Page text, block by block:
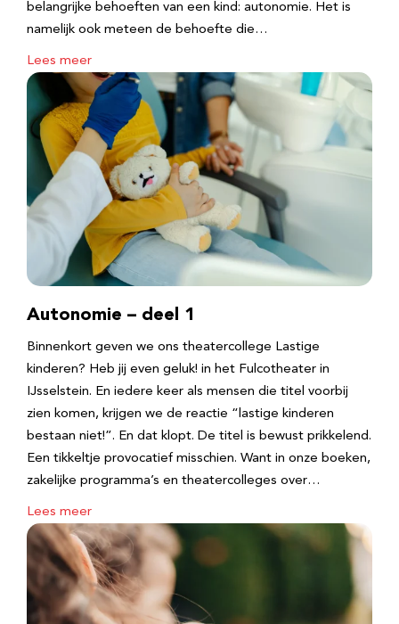
belangrijke behoeften van een kind: autonomie. Het is
namelijk ook meteen de behoefte die…
Lees meer
Autonomie – deel 1
Binnenkort geven we ons theatercollege Lastige
kinderen? Heb jij even geluk! in het Fulcotheater in
IJsselstein. En iedere keer als mensen die titel voorbij
zien komen, krijgen we de reactie “lastige kinderen
bestaan niet!”. En dat klopt. De titel is bewust prikkelend.
Een tikkeltje provocatief misschien. Want in onze boeken,
zakelijke programma’s en theatercolleges over…
Lees meer